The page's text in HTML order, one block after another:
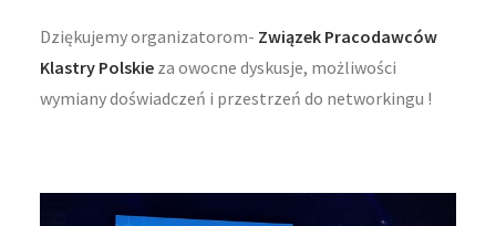
Dziękujemy organizatorom- Związek Pracodawców
Klastry Polskie za owocne dyskusje, możliwości
wymiany doświadczeń i przestrzeń do networkingu !